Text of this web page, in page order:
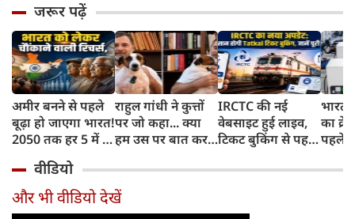
जरूर पढ़ें
अमीर बनने से पहले
बूढ़ा हो जाएगा भारत!
2050 तक हर 5 में 1
साल से ज्यादा उम्र का
राहुल गांधी ने कुत्तों
पर जो कहा... क्या
हम उस पर बात कर
IRCTC की नई
वेबसाइट हुई लाइव,
टिकट बुकिंग से पहले
काम, जानें पूरा
भारत
का
पहले
और
वीडियो
और भी वीडियो देखें